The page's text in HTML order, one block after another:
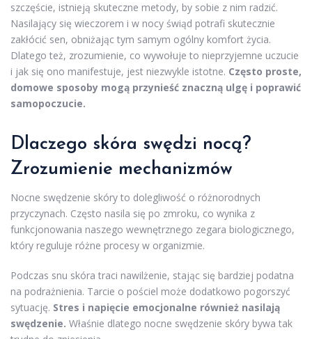
szczęście, istnieją skuteczne metody, by sobie z nim radzić.
Nasilający się wieczorem i w nocy świąd potrafi skutecznie
zakłócić sen, obniżając tym samym ogólny komfort życia.
Dlatego też, zrozumienie, co wywołuje to nieprzyjemne uczucie
i jak się ono manifestuje, jest niezwykle istotne. Często proste,
domowe sposoby mogą przynieść znaczną ulgę i poprawić
samopoczucie.
Dlaczego skóra swędzi nocą?
Zrozumienie mechanizmów
Nocne swędzenie skóry to dolegliwość o różnorodnych
przyczynach. Często nasila się po zmroku, co wynika z
funkcjonowania naszego wewnętrznego zegara biologicznego,
który reguluje różne procesy w organizmie.
Podczas snu skóra traci nawilżenie, stając się bardziej podatna
na podrażnienia. Tarcie o pościel może dodatkowo pogorszyć
sytuację. Stres i napięcie emocjonalne również nasilają
swędzenie. Właśnie dlatego nocne swędzenie skóry bywa tak